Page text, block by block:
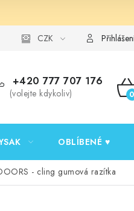
ochrany osobních údajů
CZK
+420 777 707 176
(volejte kdykoliv)
OBLÍBENÉ ♥️
- cling gumová razítka